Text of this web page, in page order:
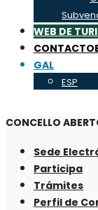
WEB DE
CONTACTO
GAL
ESP
CONCELLO
Sede
Participa
Trámites
Perfil de